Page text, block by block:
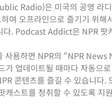
Radio)은 미국의 공영 라디
여 오프라인으로 즐기기 위
다. Podcast Addict은 NPR 팟
용하면 NPR의 “NPR
가 업데이트될 때마다 자동으
콘텐츠를 즐길 수 있습니
캐스트를 청취할 수 있도록 지